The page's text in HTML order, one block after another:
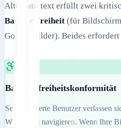
Alternativtext erfüllt zwei
Barrierefreiheit (für
Google Bilder). Beides
Barrierefreiheitskonformität
Sehbehinderte Benutzer verlassen
Website zu navigieren. Wenn Ihre